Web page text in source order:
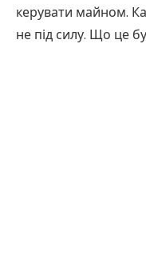
керувати майном.
не під силу. Що це